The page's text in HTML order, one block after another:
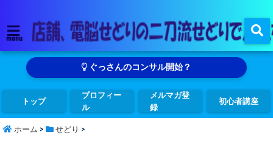
menu
ぐっさんのコンサル開始？
トップ
プロフィー
ル
メルマガ登
録
初心者講座
ホーム > せどり >